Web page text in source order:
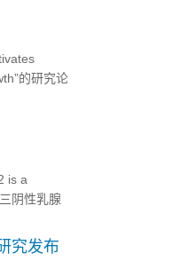
的研究论
is a
阴性乳腺
究发布